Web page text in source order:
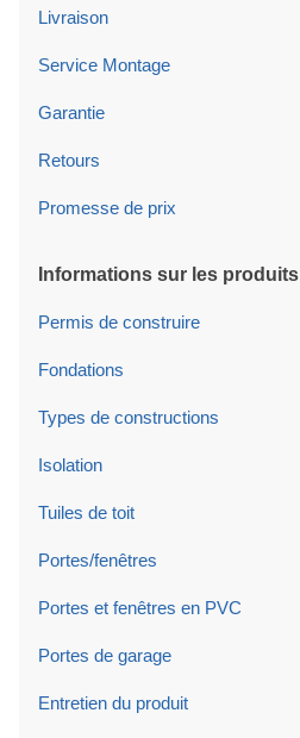
Livraison
Service Montage
Garantie
Retours
Promesse de prix
Informations sur les produits
Permis de construire
Fondations
Types de constructions
Isolation
Tuiles de toit
Portes/fenêtres
Portes et fenêtres en PVC
Portes de garage
Entretien du produit